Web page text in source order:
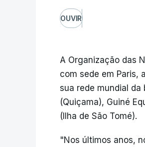
OUVIR
A Organização das
com sede em Paris,
sua rede mundial da
(Quiçama), Guiné
(Ilha de São Tomé).
"Nos últimos anos,